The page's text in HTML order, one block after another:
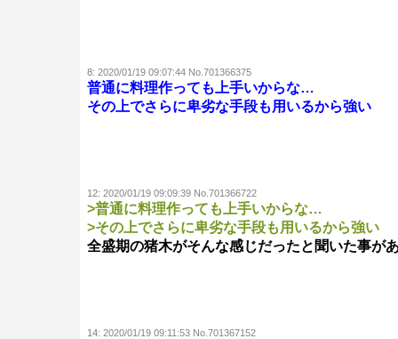
8: 2020/01/19 09:07:44 No.701366375
普通に料理作っても上手いからな…
その上でさらに卑劣な手段も用いるから強い
12: 2020/01/19 09:09:39 No.701366722
>普通に料理作っても上手いからな…
>その上でさらに卑劣な手段も用いるから強い
全盛期の猪木がそんな感じだったと聞いた事が
14: 2020/01/19 09:11:53 No.701367152